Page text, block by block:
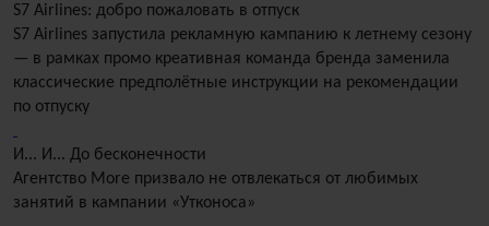
S7 Airlines: добро пожаловать в отпуск
S7 Airlines запустила рекламную кампанию к летнему сезону
— в рамках промо креативная команда бренда заменила
классические предполётные инструкции на рекомендации
по отпуску
И... И... До бесконечности
Агентство More призвало не отвлекаться от любимых
занятий в кампании «Утконоса»